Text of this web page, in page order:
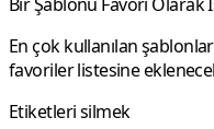
En çok kullanılan
favoriler listesine
Etiketleri silmek